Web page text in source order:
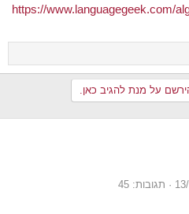
https://www.languagegeek.com/
על מנת להגיב כאן.
תגובות: 45